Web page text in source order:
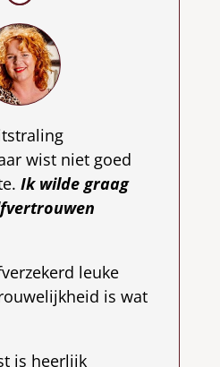
wist niet goed
Ik wilde graag
leuke
is wat
is heerlijk